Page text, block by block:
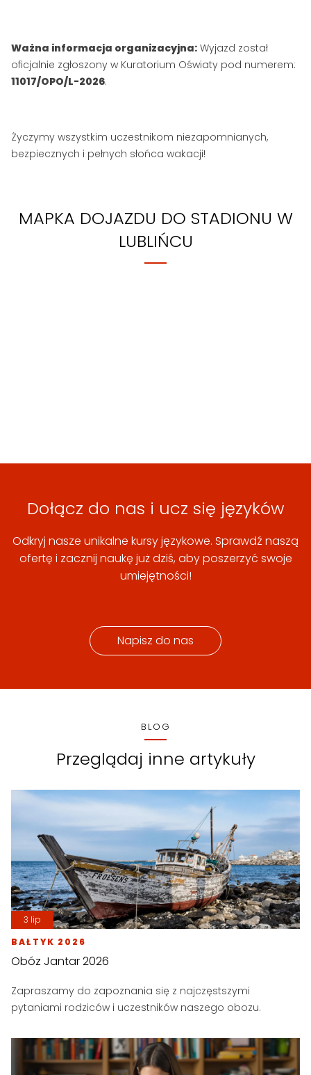
Ważna informacja organizacyjna: Wyjazd został
oficjalnie zgłoszony w Kuratorium Oświaty pod numerem:
11017/OPO/L-2026.
Życzymy wszystkim uczestnikom niezapomnianych,
bezpiecznych i pełnych słońca wakacji!
MAPKA DOJAZDU DO STADIONU W
LUBLIŃCU
Dołącz do nas i ucz się języków
Odkryj nasze unikalne kursy językowe. Sprawdź naszą
ofertę i zacznij naukę już dziś, aby poszerzyć swoje
umiejętności!
Napisz do nas
BLOG
Przeglądaj inne artykuły
3 lip
BAŁTYK 2026
Obóz Jantar 2026
Zapraszamy do zapoznania się z najczęstszymi
pytaniami rodziców i uczestników naszego obozu.